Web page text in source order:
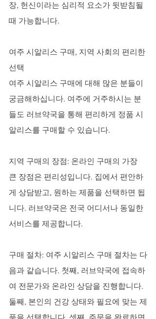
장, 헌신이라는 심리적 요소가 뒷받침될
때 가능합니다.
여주 시알리스 구매, 지역 사회의 편리한
선택
여주 시알리스 구매에 대해 많은 분들이
궁금해하십니다. 여주에 거주하시는 분
들도 러브약국을 통해 편리하게 정품 시
알리스를 구매할 수 있습니다.
지역 구매의 장점: 온라인 구매의 가장
큰 장점은 편리성입니다. 집에서 편안하
게 상담받고, 원하는 제품을 선택하면 됩
니다. 러브약국은 전국 어디서나 동일한
서비스를 제공합니다.
구매 절차: 여주 시알리스 구매 절차는 다
음과 같습니다. 첫째, 러브약국에 접속하
여 전문가와 온라인 상담을 진행합니다.
둘째, 본인의 건강 상태와 필요에 맞는 제
품을 선택합니다. 셋째, 주문을 완료하면